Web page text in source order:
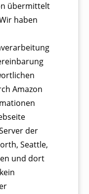
übermittelt
haben
Amazon
der
Seattle,
und dort